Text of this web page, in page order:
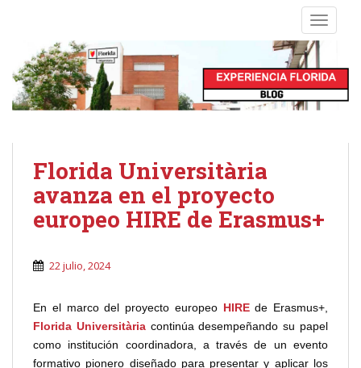
Florida Universitària
avanza en el proyecto
europeo HIRE de Erasmus+
22 julio, 2024
En el marco del proyecto europeo HIREde Erasmus+,
Florida Universitàriacontinúa desempeñando su papel
como institución coordinadora, a través de un evento
formativo pionero diseñado para presentar y aplicar los